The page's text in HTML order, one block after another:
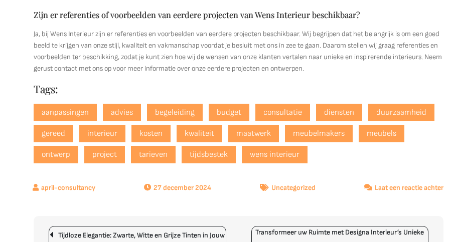
Zijn er referenties of voorbeelden van eerdere projecten van Wens Interieur beschikbaar?
Ja, bij Wens Interieur zijn er referenties en voorbeelden van eerdere projecten beschikbaar. Wij begrijpen dat het belangrijk is om een goed
beeld te krijgen van onze stijl, kwaliteit en vakmanschap voordat je besluit met ons in zee te gaan. Daarom stellen wij graag referenties en
voorbeelden ter beschikking, zodat je kunt zien hoe wij de wensen van onze klanten vertalen naar unieke en inspirerende interieurs. Neem
gerust contact met ons op voor meer informatie over onze eerdere projecten en ontwerpen.
Tags:
aanpassingen advies begeleiding budget consultatie diensten duurzaamheid
gereed interieur kosten kwaliteit maatwerk meubelmakers meubels
ontwerp project tarieven tijdsbestek wens interieur
27 december 2024 Uncategorized Laat een reactie achterop
Berichtnavigatie
Tijdloze Elegantie: Zwarte, Witte en Grijze Tinten in Jouw
Transformeer uw Ruimte met Designa Interieur’s Unieke